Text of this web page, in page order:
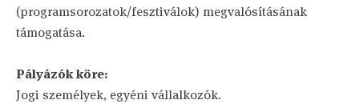
(programsorozatok/fesztiválok) megvalósításának
támogatása.
Pályázók köre:
Jogi személyek, egyéni vállalkozók.